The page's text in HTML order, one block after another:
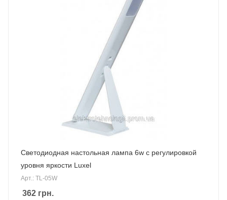
Светодиодная настольная лампа 6w с регулировкой
уровня яркости Luxel
Арт.: TL-05W
362 грн.